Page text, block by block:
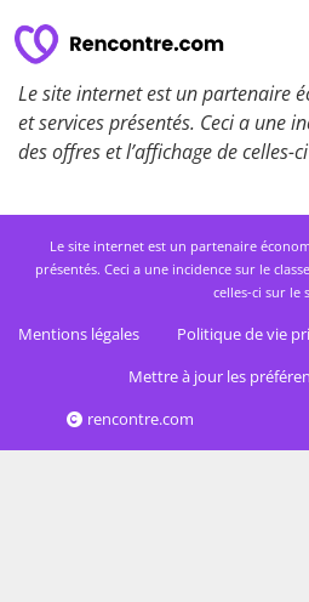
Le site internet est un partenaire
et services présentés. Ceci a une
des offres et l’affichage de celles-
Le site internet est un partenaire
présentés. Ceci a une incidence sur le
celles-ci sur le
Mentions légales Politique de vie
Mettre à jour les
rencontre.com